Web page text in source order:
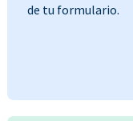
de tu formulario.